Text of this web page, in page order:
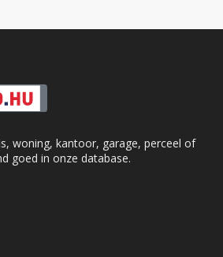
woning, kantoor, garage, perceel of
goed in onze database.